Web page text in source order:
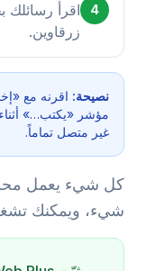
4
اقرأ
زرقاوين.
نصيحة: اقرنه مع
مؤشر «يكتب…»
غير متصل تماماً.
كل شيء يعمل
شيء، ويمكنك